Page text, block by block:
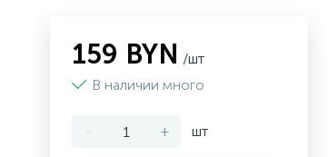
159 BYN /шт
В наличии много
- + шт